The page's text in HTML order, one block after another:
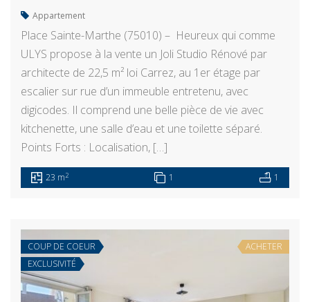
Appartement
Place Sainte-Marthe (75010) – Heureux qui comme
ULYS propose à la vente un Joli Studio Rénové par
architecte de 22,5 m² loi Carrez, au 1er étage par
escalier sur rue d’un immeuble entretenu, avec
digicodes. Il comprend une belle pièce de vie avec
kitchenette, une salle d’eau et une toilette séparé.
Points Forts : Localisation, […]
23 m2 1 1
COUP DE COEUR
EXCLUSIVITÉ
ACHETER